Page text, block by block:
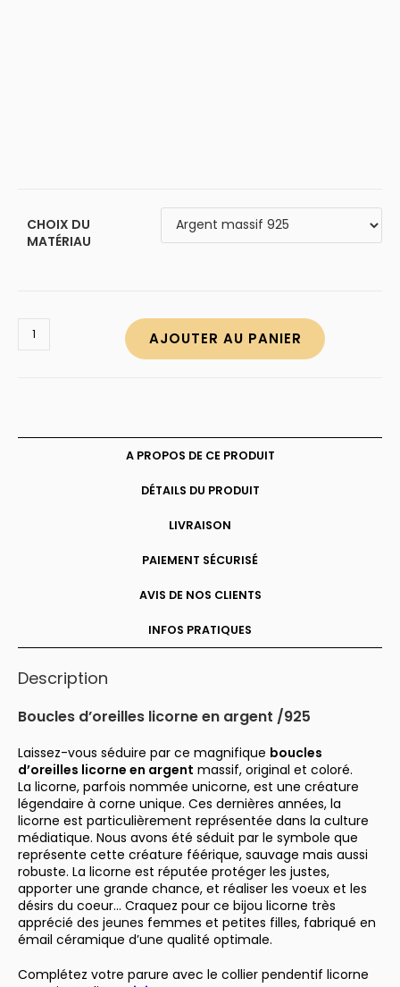
CHOIX DU
MATÉRIAU
AJOUTER AU PANIER
A PROPOS DE CE PRODUIT
DÉTAILS DU PRODUIT
LIVRAISON
PAIEMENT SÉCURISÉ
AVIS DE NOS CLIENTS
INFOS PRATIQUES
Description
Boucles d’oreilles licorne en argent /925
Laissez-vous séduire par ce magnifique boucles
d’oreilles licorne en argent massif, original et coloré.
La licorne, parfois nommée unicorne, est une créature
légendaire à corne unique. Ces dernières années, la
licorne est particulièrement représentée dans la culture
médiatique. Nous avons été séduit par le symbole que
représente cette créature féérique, sauvage mais aussi
robuste. La licorne est réputée protéger les justes,
apporter une grande chance, et réaliser les voeux et les
désirs du coeur… Craquez pour ce bijou licorne très
apprécié des jeunes femmes et petites filles, fabriqué en
émail céramique d’une qualité optimale.
Complétez votre parure avec le collier pendentif licorne